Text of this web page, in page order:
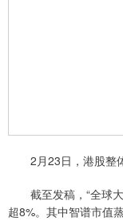
2月23日，港股整体
截至发稿，“全球大
超8%。其中智谱市值